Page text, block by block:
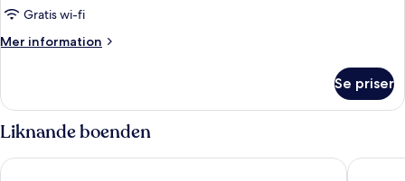
Gratis wi-fi
Mer information
Mer
-
havsutsikt
Se priser
Liknande boenden
Da Nang Mikazuki Japanese Resorts & Spa Melia